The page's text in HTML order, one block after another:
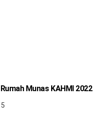
Munas KAHMI 2022